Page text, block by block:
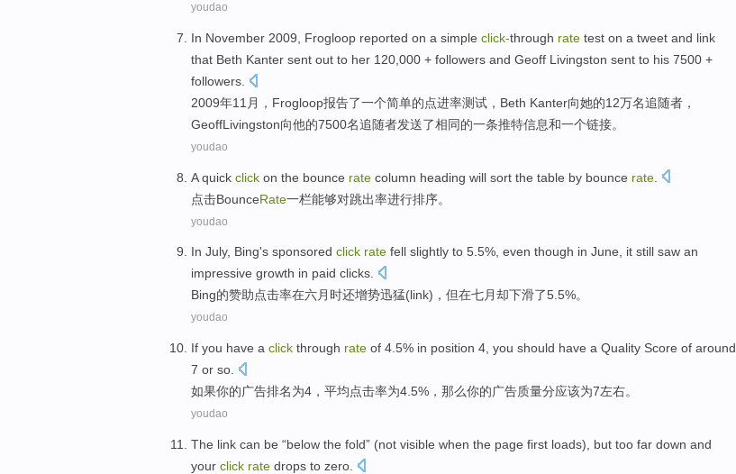
youdao
In November 2009, Frogloop reported on a simple click-through rate test on a tweet and link
that Beth Kanter sent out to her 120,000 + followers and Geoff Livingston sent to his 7500 +
followers.
2009年11月 ， Frogloop报告了一个简单的点进率测试 ， Beth Kanter向她的12万名追随者 ，
GeoffLivingston向他的7500名追随者发送了相同的一条推特信息和一个链接。
youdao
A quick click on the bounce rate column heading will sort the table by bounce rate
点击BounceRate一栏能够对跳出率进行排序。
youdao
In July, Bing's sponsored click rate fell slightly to 5.5%, even though in June, it still saw an
impressive growth in paid clicks.
Bing的赞助点击率在六月 时还增势迅猛(link)， 但在七月却下滑了5.5%。
youdao
If you have a click through rate of 4.5% in position 4 , you should have a Quality Score of around
7 or so
如果你的广告排名为4 ，平均点击率为4.5%， 那么你的广告质量分应该为7左右。
youdao
The link can be “below the fold” (not visible when the page first loads), but too far down and
your click rate drops to zero.